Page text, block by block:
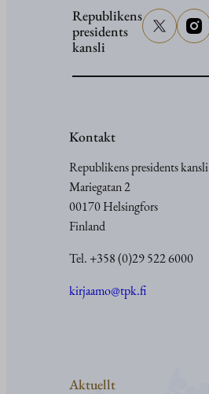
Republikens
presidents
kansli
Kontakt
Republikens presidents kansli
Mariegatan 2
00170 Helsingfors
Finland
Tel. +358 (0)29 522 6000
kirjaamo@tpk.fi
Aktuellt